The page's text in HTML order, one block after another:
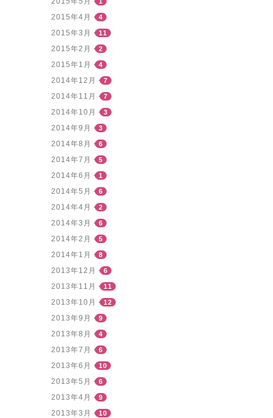
2015年4月 4
2015年3月 11
2015年2月 2
2015年1月 4
2014年12月 7
2014年11月 7
2014年10月 3
2014年9月 3
2014年8月 6
2014年7月 5
2014年6月 1
2014年5月 6
2014年4月 2
2014年3月 6
2014年2月 5
2014年1月 8
2013年12月 6
2013年11月 11
2013年10月 12
2013年9月 9
2013年8月 4
2013年7月 6
2013年6月 10
2013年5月 6
2013年4月 9
2013年3月 10